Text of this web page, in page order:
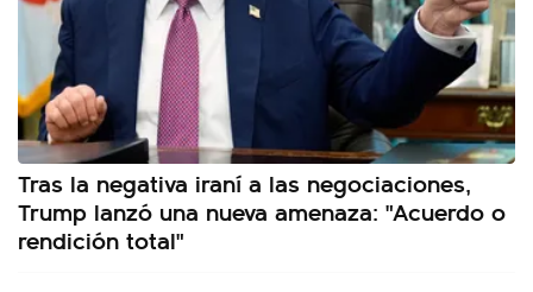
Tras la negativa iraní a las negociaciones,
Trump lanzó una nueva amenaza: "Acuerdo o
rendición total"